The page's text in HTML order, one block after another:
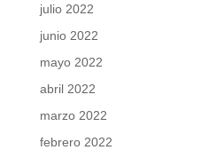
julio 2022
junio 2022
mayo 2022
abril 2022
marzo 2022
febrero 2022